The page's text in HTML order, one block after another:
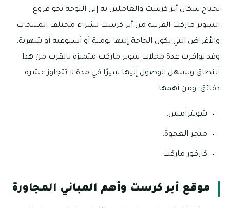
يحتاج سكان أبر كرست والعاملين به إلى التوجه نحو فروع
السوبر ماركت القريبة من أبر كرست لشراء مختلف المنتجات
والأغراض التي تكون الحاجة إليها يومية أو أسبوعية أو شهرية،
وقد توافرت عدة محلات سوبر ماركت متميزة بالقرب من هذا
النطاق ويسهل الوصول إليها سيرًا في مدة لا تتجاوز عشرة
دقائق، ومن أهمها:
شويترامس.
متجر العجوة.
كارفور ماركت.
موقع أبر كرست وأهم المباني المجاورة